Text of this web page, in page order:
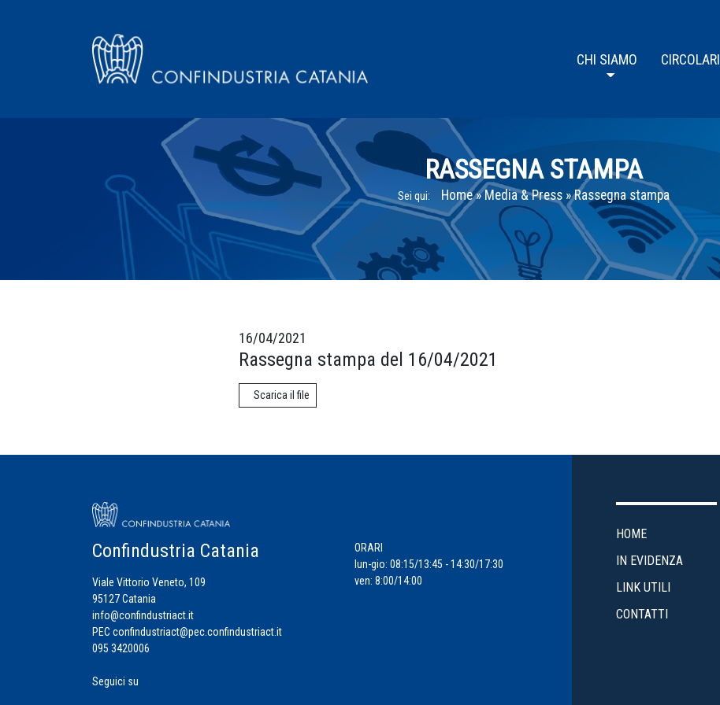
CHI SIAMO CIRCOLARI
RASSEGNA STAMPA
Sei qui: Home»Media & Press»Rassegna stampa
16/04/2021
Rassegna stampa del 16/04/2021
Scarica il file
Confindustria Catania
Viale Vittorio Veneto, 109
95127 Catania
info@confindustriact.it
PEC confindustriact@pec.confindustriact.it
095 3420006
ORARI
lun-gio: 08:15/13:45 - 14:30/17:30
ven: 8:00/14:00
Seguici su
HOME
IN EVIDENZA
LINK UTILI
CONTATTI